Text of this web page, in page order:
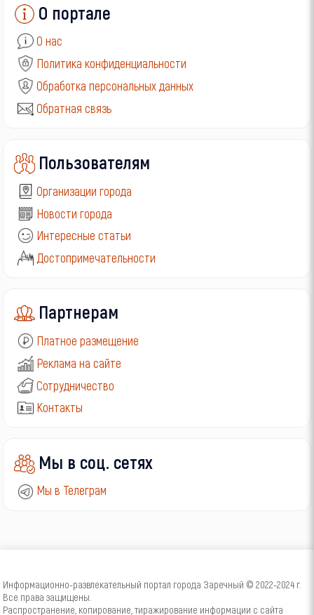
О портале
О нас
Политика конфиденциальности
Обработка персональных данных
Обратная связь
Пользователям
Организации города
Новости города
Интересные статьи
Достопримечательности
Партнерам
Платное размещение
Реклама на сайте
Сотрудничество
Контакты
Мы в соц. сетях
Мы в Телеграм
Информационно-развлекательный портал города Заречный © 2022-2024 г.
Все права защищены.
Распространение, копирование, тиражирование информации с сайта